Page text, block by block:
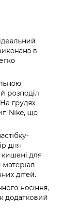
в
розподіл
грудях
Nike, що
для
кишені для
дітей.
носіння,
додатковий